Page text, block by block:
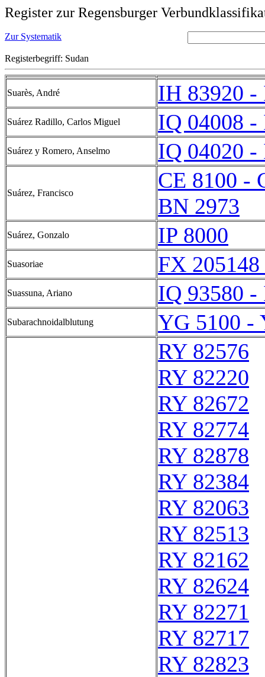
Register zur Regensburger
Zur Systematik
Registerbegriff: Sudan
Suarès, André IH 83920 -
Suárez Radillo, Carlos Miguel IQ 04008 -
Suárez y Romero, Anselmo IQ 04020 -
Suárez, Francisco
CE 8100 -
BN 2973
Suárez, Gonzalo IP 8000
Suasoriae FX
Suassuna, Ariano IQ 93580 -
Subarachnoidalblutung
YG 5100 -
RY 82576
RY 82220
RY 82672
RY 82774
RY 82878
RY 82384
RY 82063
RY 82513
RY 82162
RY 82624
RY 82271
RY 82717
RY 82823